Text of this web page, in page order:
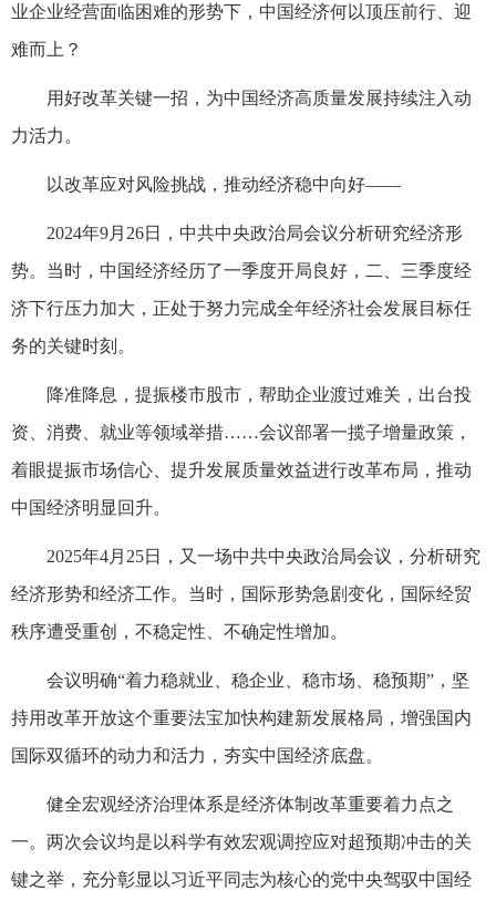
业企业经营面临困难的形势下，中国经济何以顶压前行、迎
难而上？
用好改革关键一招，为中国经济高质量发展持续注入动
力活力。
以改革应对风险挑战，推动经济稳中向好——
2024年9月26日，中共中央政治局会议分析研究经济形
势。当时，中国经济经历了一季度开局良好，二、三季度经
济下行压力加大，正处于努力完成全年经济社会发展目标任
务的关键时刻。
降准降息，提振楼市股市，帮助企业渡过难关，出台投
资、消费、就业等领域举措……会议部署一揽子增量政策，
着眼提振市场信心、提升发展质量效益进行改革布局，推动
中国经济明显回升。
2025年4月25日，又一场中共中央政治局会议，分析研究
经济形势和经济工作。当时，国际形势急剧变化，国际经贸
秩序遭受重创，不稳定性、不确定性增加。
会议明确“着力稳就业、稳企业、稳市场、稳预期”，坚
持用改革开放这个重要法宝加快构建新发展格局，增强国内
国际双循环的动力和活力，夯实中国经济底盘。
健全宏观经济治理体系是经济体制改革重要着力点之
一。两次会议均是以科学有效宏观调控应对超预期冲击的关
键之举，充分彰显以习近平同志为核心的党中央驾驭中国经